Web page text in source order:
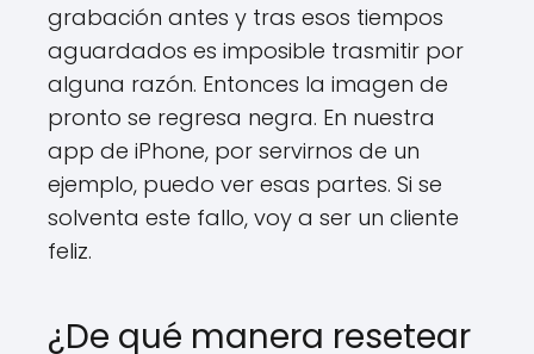
grabación antes y tras esos tiempos
aguardados es imposible trasmitir por
alguna razón. Entonces la imagen de
pronto se regresa negra. En nuestra
app de iPhone, por servirnos de un
ejemplo, puedo ver esas partes. Si se
solventa este fallo, voy a ser un cliente
feliz.
¿De qué manera resetear